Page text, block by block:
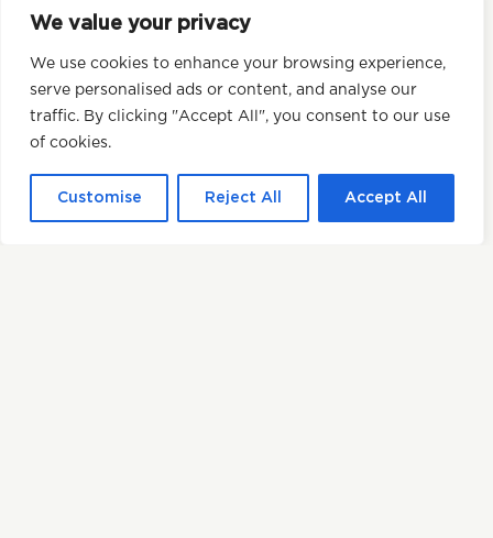
We value your privacy
We use cookies to enhance your browsing experience,
serve personalised ads or content, and analyse our
traffic. By clicking "Accept All", you consent to our use
of cookies.
Customise Reject All Accept All